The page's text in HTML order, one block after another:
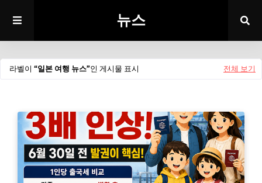
뉴스
라벨이 일본 여행 뉴스 인 게시물 표시 전체 보기